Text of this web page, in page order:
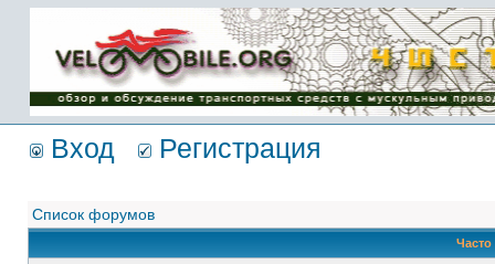
Имя пользователя:
Пароль:
{ LOG_ME_IN_SHORT
}
Вход Регистрация
Список форумов